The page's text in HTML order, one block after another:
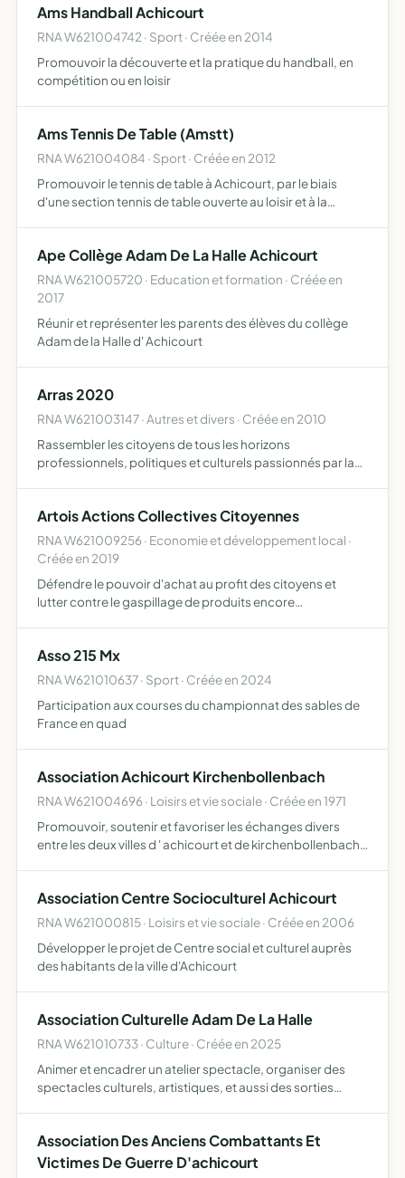
Ams Handball Achicourt
RNA W621004742 · Sport · Créée en 2014
Promouvoir la découverte et la pratique du handball, en
compétition ou en loisir
Ams Tennis De Table (Amstt)
RNA W621004084 · Sport · Créée en 2012
Promouvoir le tennis de table à Achicourt, par le biais
d'une section tennis de table ouverte au loisir et à la
Ape Collège Adam De La Halle Achicourt
RNA W621005720 · Education et formation · Créée en
2017
Réunir et représenter les parents des élèves du collège
Adam de la Halle d' Achicourt
Arras 2020
RNA W621003147 · Autres et divers · Créée en 2010
Rassembler les citoyens de tous les horizons
professionnels, politiques et culturels passionnés par la
l…
Artois Actions Collectives Citoyennes
RNA W621009256 · Economie et développement local ·
Créée en 2019
Défendre le pouvoir d'achat au profit des citoyens et
lutter contre le gaspillage de produits encore
collectivités, de…
Asso 215 Mx
RNA W621010637 · Sport · Créée en 2024
Participation aux courses du championnat des sables de
France en quad
Association Achicourt Kirchenbollenbach
RNA W621004696 · Loisirs et vie sociale · Créée en 1971
Promouvoir, soutenir et favoriser les échanges divers
entre les deux villes d ' achicourt et de kirchenbollenbach
Association Centre Socioculturel Achicourt
RNA W621000815 · Loisirs et vie sociale · Créée en 2006
Développer le projet de Centre social et culturel auprès
des habitants de la ville d'Achicourt
Association Culturelle Adam De La Halle
RNA W621010733 · Culture · Créée en 2025
Animer et encadrer un atelier spectacle, organiser des
spectacles culturels, artistiques, et aussi des sorties
Association Des Anciens Combattants Et
Victimes De Guerre D'achicourt